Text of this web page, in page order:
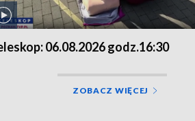
06.08.2026 godz.16:30
ZOBACZ WIĘCEJ